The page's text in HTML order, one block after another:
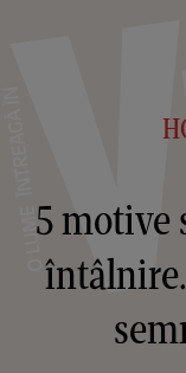
5 motive